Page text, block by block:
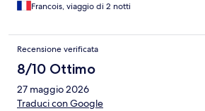
Francois, viaggio di 2 notti
Recensione verificata
8/10 Ottimo
27 maggio 2026
Traduci con Google